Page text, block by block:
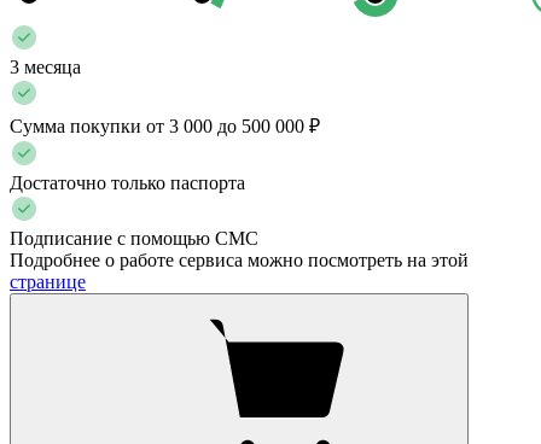
3 месяца
Сумма покупки от 3 000 до 500 000 ₽
Достаточно только паспорта
Подписание с помощью СМС
Подробнее о работе сервиса можно посмотреть на этой
странице